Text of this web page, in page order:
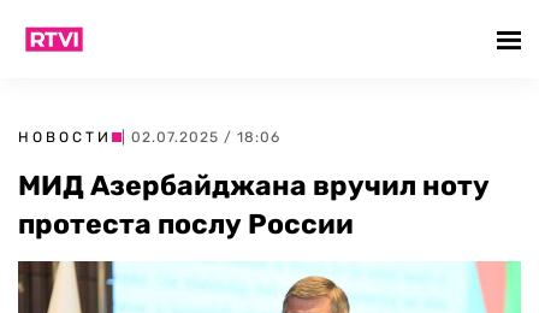
НОВОСТИ | 02.07.2025 / 18:06
МИД Азербайджана вручил ноту
протеста послу России